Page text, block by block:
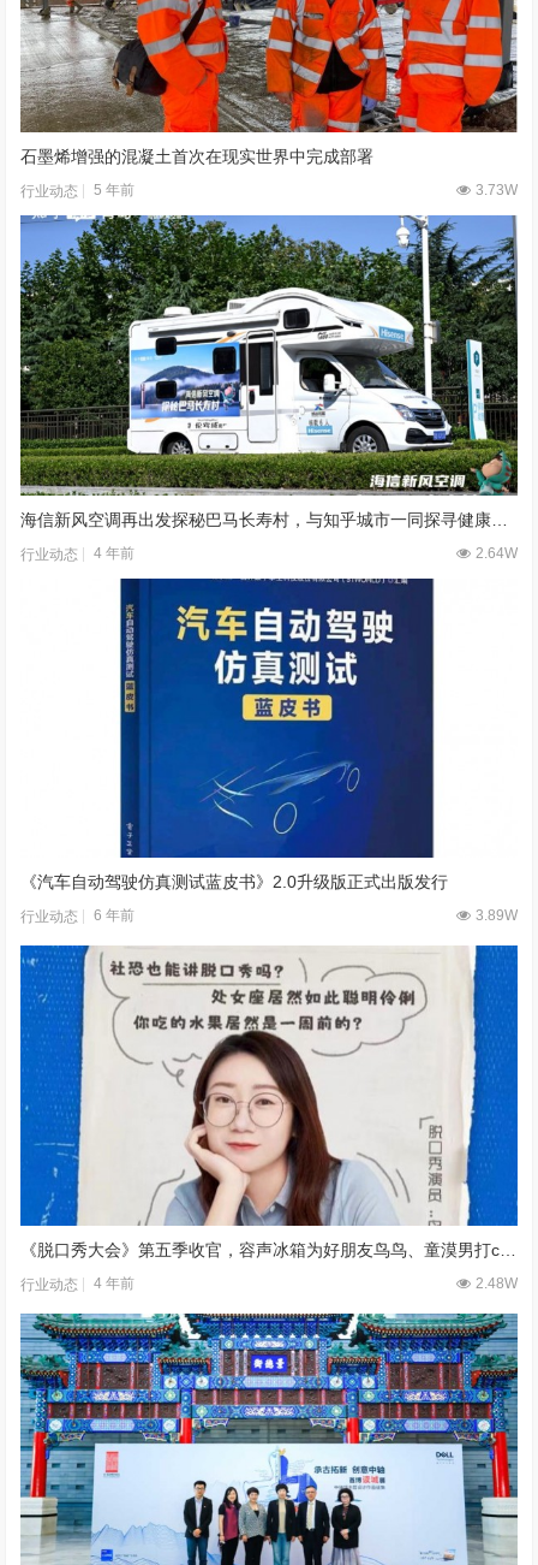
石墨烯增强的混凝土首次在现实世界中完成部署
行业动态 5 年前 3.73W
行业动态 4 年前 2.64W
《汽车自动驾驶仿真测试蓝皮书》2.0升级版正式出版发行
行业动态 6 年前 3.89W
行业动态 4 年前 2.48W